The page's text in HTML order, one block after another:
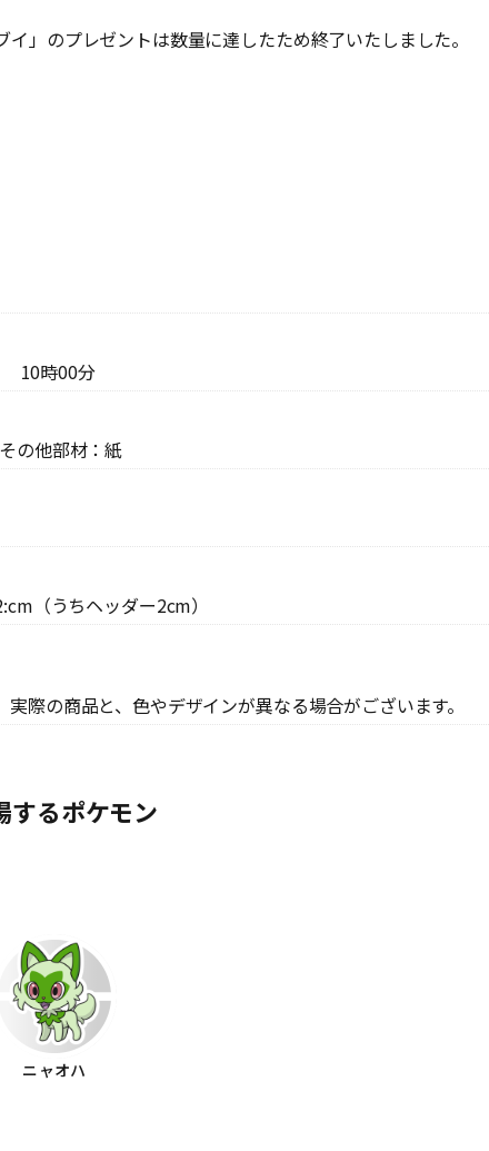
」のプレゼントは数量に達したため終了いたしました。
10時00分
の他部材：紙
（うちヘッダー2cm）
際の商品と、色やデザインが異なる場合がございます。
するポケモン
ニャオハ